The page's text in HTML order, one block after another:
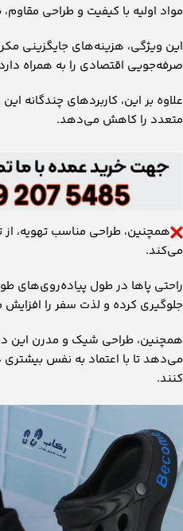
مواد اولیه با کیفیت و طراحی
این ویژگی، هزینه‌های جایگزینی
صرفه‌جویی اقتصادی را به همراه
علاوه بر این، کاربردهای چندگانه
متعدد را کاهش می‌دهد.
همچنین، طراحی مناسب تهویه، از
می‌کند.
راحتی پاها در طول پیاده‌روی‌های
جلوگیری کرده و لذت سفر را
همچنین، طراحی شیک و مدرن این
می‌دهد تا با اعتماد به نفس
کنند.